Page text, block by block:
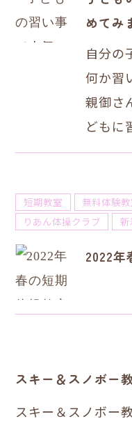
めてみ
自分の
何か習
親御さ
どもに
短期教室 無料体験
りあん体操クラブ
2022年
スキー＆スノボー
スキー＆スノボー